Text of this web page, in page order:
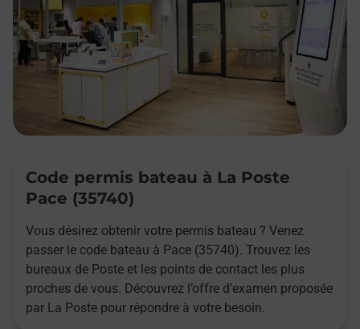
Code permis bateau à La Poste
Pace (35740)
Vous désirez obtenir votre permis bateau ? Venez
passer le code bateau à Pace (35740). Trouvez les
bureaux de Poste et les points de contact les plus
proches de vous. Découvrez l’offre d’examen proposée
par La Poste pour répondre à votre besoin.